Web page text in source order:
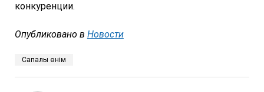
конкуренции.
Опубликовано в Новости
Сапалы өнім